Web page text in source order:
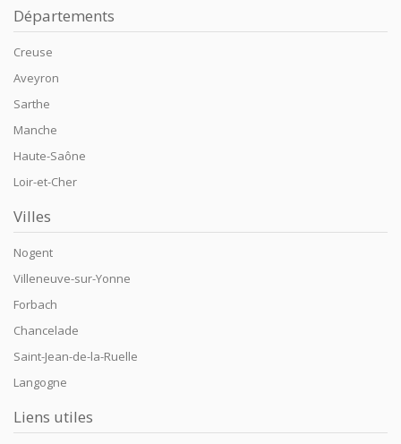
Départements
Creuse
Aveyron
Sarthe
Manche
Haute-Saône
Loir-et-Cher
Villes
Nogent
Villeneuve-sur-Yonne
Forbach
Chancelade
Saint-Jean-de-la-Ruelle
Langogne
Liens utiles